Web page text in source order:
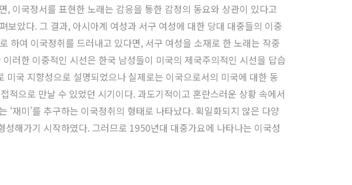
이국정서를 표현한 노래는 감응을 통한 감정의 동요와 상관이 있다고
았다. 그 결과, 아시아계 여성과 서구 여성에 대한 당대 대중들의 이중
하여 이국정취를 드러내고 있다면, 서구 여성을 소재로 한 노래는 작중
러한 이중적인 시선은 한국 남성들이 미국의 제국주의적인 시선을 답습
국 지향성으로 설명되었으나 실제로는 이국으로서의 미국에 대한 동
적으로 만날 수 있었던 시기이다. 과도기적이고 혼란스러운 상황 속에서
재미’를 추구하는 이국정취의 형태로 나타났다. 획일화되지 않은 다양
해가기 시작하였다. 그러므로 1950년대 대중가요에 나타나는 이국성